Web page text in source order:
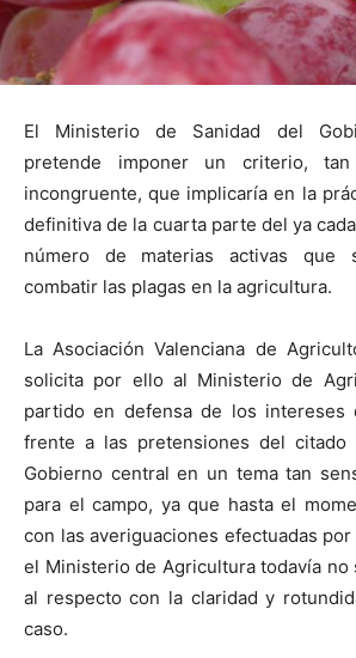
El Ministerio de Sanidad del
pretende imponer un criterio,
incongruente, que implicaría en la
definitiva de la cuarta parte del ya
número de materias activas que
combatir las plagas en la agricultura.
La Asociación Valenciana de
solicita por ello al Ministerio de
partido en defensa de los intereses
frente a las pretensiones del citado
Gobierno central en un tema tan
para el campo, ya que hasta el
con las averiguaciones efectuadas
el Ministerio de Agricultura todavía no
al respecto con la claridad y
caso.